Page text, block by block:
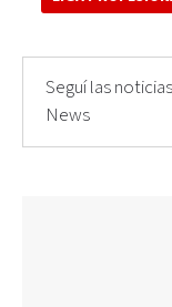
Seguí las
News